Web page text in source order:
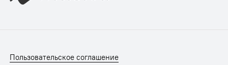
Пользовательское соглашение